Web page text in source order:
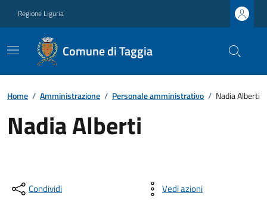
Regione Liguria
Comune di Taggia
Home / Amministrazione / Personale amministrativo / Nadia Alberti
Nadia Alberti
Condividi Vedi azioni